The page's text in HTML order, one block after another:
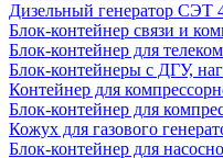
Дизельный генератор СЭТ
Блок-контейнер связи и
Блок-контейнер для
Блок-контейнеры с ДГУ,
Контейнер для
Блок-контейнер для
Кожух для газового
Блок-контейнер для